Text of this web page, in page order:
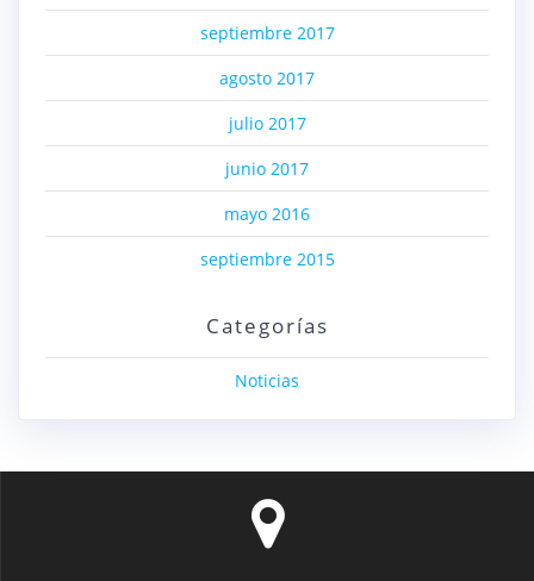
septiembre 2017
agosto 2017
julio 2017
junio 2017
mayo 2016
septiembre 2015
Categorías
Noticias